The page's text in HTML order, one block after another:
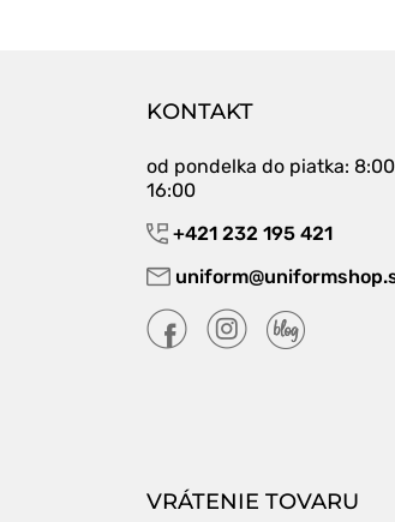
KONTAKT
od pondelka do piatka:
16:00
+421 232 195 421
VRÁTENIE TOVARU